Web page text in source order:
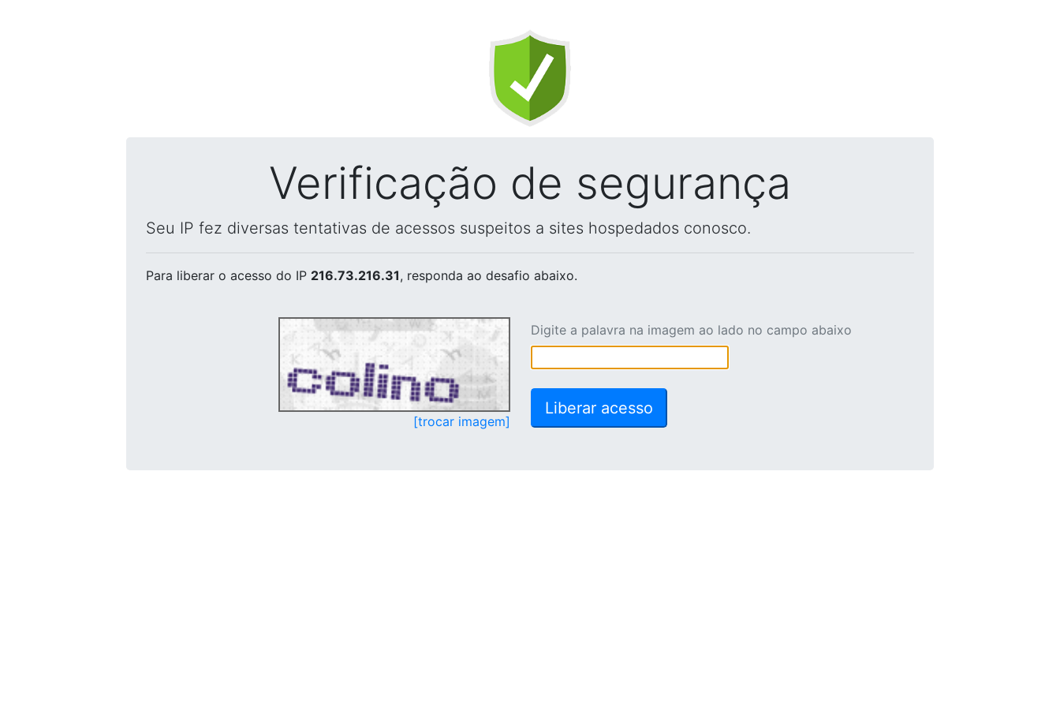
Verificação de segurança
Seu IP fez diversas tentativas de acessos suspeitos a sites hospedados conosco.
Para liberar o acesso do IP 216.73.216.31, responda ao desafio abaixo.
[trocar imagem]
Digite a palavra na imagem ao lado no campo abaixo